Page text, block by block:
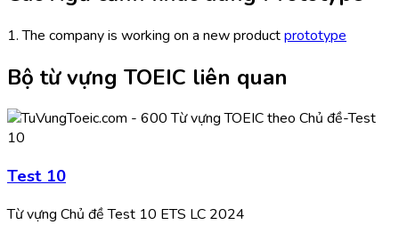
1. The company is working on a new productprototype
Bộ từ vựng TOEIC liên quan
Test 10
Từ vựng Chủ đề Test 10 ETS LC 2024